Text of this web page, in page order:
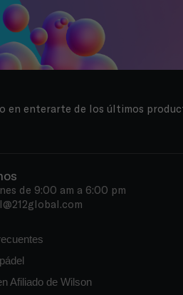
en enterarte de los últimos
de 9:00 am a 6:00 pm
Afiliado de Wilson